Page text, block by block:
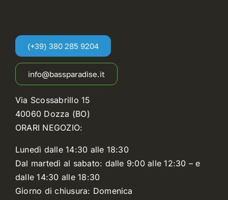
(+39) 380 285 9204
info@bassparadise.it
Via Scossabrillo 15
40060 Dozza (BO)
ORARI NEGOZIO:
Lunedì dalle 14:30 alle 18:30
Dal martedì al sabato: dalle 9:00 alle 12:30 – e
dalle 14:30 alle 18:30
Giorno di chiusura: Domenica